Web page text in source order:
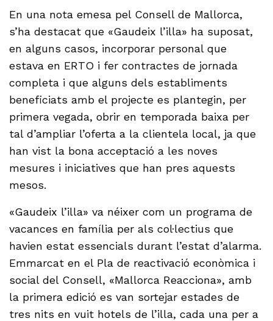
En una nota emesa pel Consell de Mallorca,
s’ha destacat que «Gaudeix l’illa» ha suposat,
en alguns casos, incorporar personal que
estava en ERTO i fer contractes de jornada
completa i que alguns dels establiments
beneficiats amb el projecte es plantegin, per
primera vegada, obrir en temporada baixa per
tal d’ampliar l’oferta a la clientela local, ja que
han vist la bona acceptació a les noves
mesures i iniciatives que han pres aquests
mesos.
«Gaudeix l’illa» va néixer com un programa de
vacances en família per als col·lectius que
havien estat essencials durant l’estat d’alarma.
Emmarcat en el Pla de reactivació econòmica i
social del Consell, «Mallorca Reacciona», amb
la primera edició es van sortejar estades de
tres nits en vuit hotels de l’illa, cada una per a